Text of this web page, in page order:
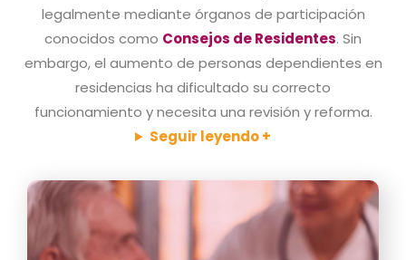
legalmente mediante órganos de participación
conocidos como Consejos de Residentes. Sin
embargo, el aumento de personas dependientes en
residencias ha dificultado su correcto
funcionamiento y necesita una revisión y reforma.
Seguir leyendo +